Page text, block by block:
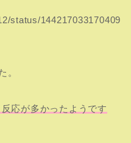
status/144217033170409
。
応が多かったようです